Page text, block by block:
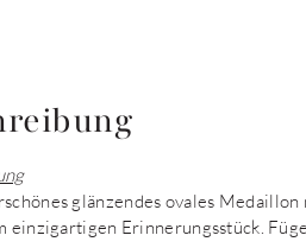
glänzendes ovales
einzigartigen Erinnerungsstück.